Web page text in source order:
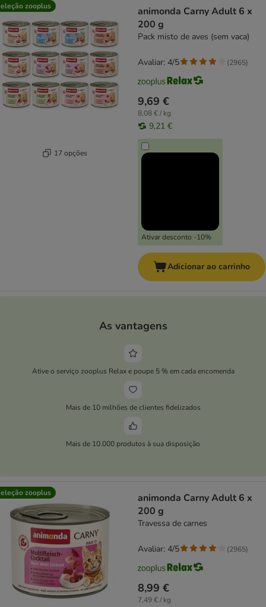
zooplus
17 opções
animonda Carny Adult 6 x
200 g
Pack misto de aves (sem vaca)
9,69 €
8,08 € / kg
9,21 €
Ativar desconto -10%
Avaliar: 4/5 (2965)
Adicionar ao carrinho
As vantagens
Ative o serviço zooplus Relax e poupe 5 % em cada encomenda
Mais de 10 milhões de clientes fidelizados
Mais de 10.000 produtos à sua disposição
zooplus
animonda Carny Adult 6 x
200 g
Travessa de carnes
8,99 €
7,49 € / kg
Avaliar: 4/5 (2965)